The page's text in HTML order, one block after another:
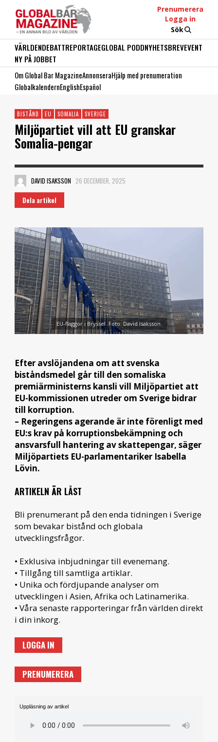
Prenumerera
Logga in
Sök
VÄRLDENDEBATTREPORTAGEGLOBAL PODDNYHETSBREVEVENT
NY PÅ JOBBET
Om Global Bar MagazineAnnonseraHjälp med prenumeration
GlobalkalendernEnglishEspañol
BISTÅND EU SOMALIA SVERIGE
Miljöpartiet vill att EU granskar
Somalia-pengar
DAVID ISAKSSON 26 DECEMBER, 2025
Dela artikel
EU-flaggor i Bryssel. Foto: David Isaksson.
Efter avslöjandena om att svenska
biståndsmedel går till den somaliska
premiärministerns kansli vill Miljöpartiet att
EU-kommissionen utreder om Sverige bidrar
till korruption.
– Regeringens agerande är inte förenligt med
EU:s krav på korruptionsbekämpning och
ansvarsfull hantering av skattepengar, säger
Miljöpartiets EU-parlamentariker Isabella
Lövin.
ARTIKELN ÄR LÅST
Bli prenumerant på den enda tidningen i Sverige
som bevakar bistånd och globala
utvecklingsfrågor.
• Exklusiva inbjudningar till evenemang.
• Tillgång till samtliga artiklar.
• Unika och fördjupande analyser om
utvecklingen i Asien, Afrika och Latinamerika.
• Våra senaste rapporteringar från världen direkt
i din inkorg.
LOGGA IN
PRENUMERERA
Uppläsning av artikel